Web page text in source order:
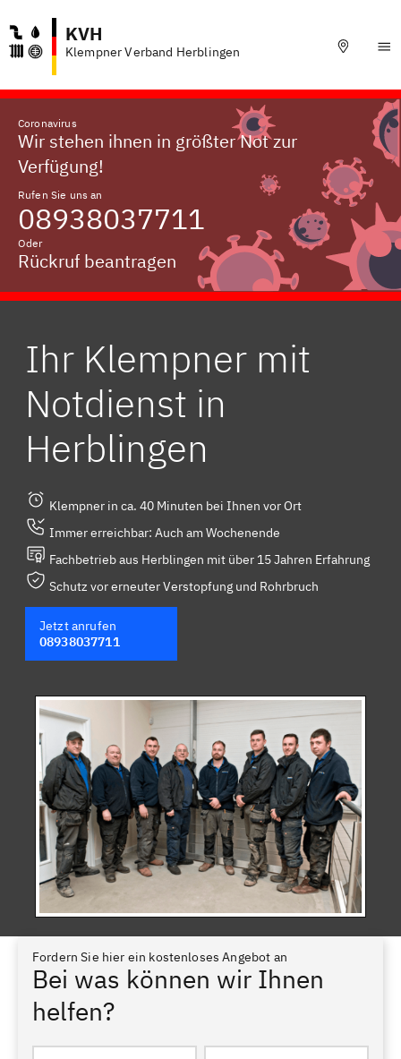
KVH
Klempner Verband Herblingen
Coronavirus
Wir stehen ihnen in größter Not zur
Verfügung!
Rufen Sie uns an
08938037711
Oder
Rückruf beantragen
Ihr Klempner mit
Notdienst in
Herblingen
Klempner in ca. 40 Minuten bei Ihnen vor Ort
Immer erreichbar: Auch am Wochenende
Fachbetrieb aus Herblingen mit über 15 Jahren Erfahrung
Schutz vor erneuter Verstopfung und Rohrbruch
Jetzt anrufen
08938037711
Fordern Sie hier ein kostenloses Angebot an
Bei was können wir Ihnen
helfen?